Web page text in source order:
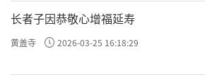
长者子因恭敬心增福延寿
黄盖寺 2026-03-25 16:18:29